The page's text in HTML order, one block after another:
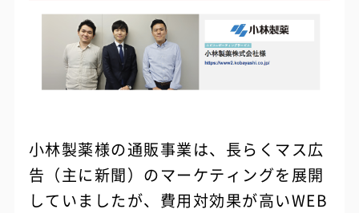
小林製薬様の通販事業は、長らくマス広
告（主に新聞）のマーケティングを展開
していましたが、費用対効果が高いWEB